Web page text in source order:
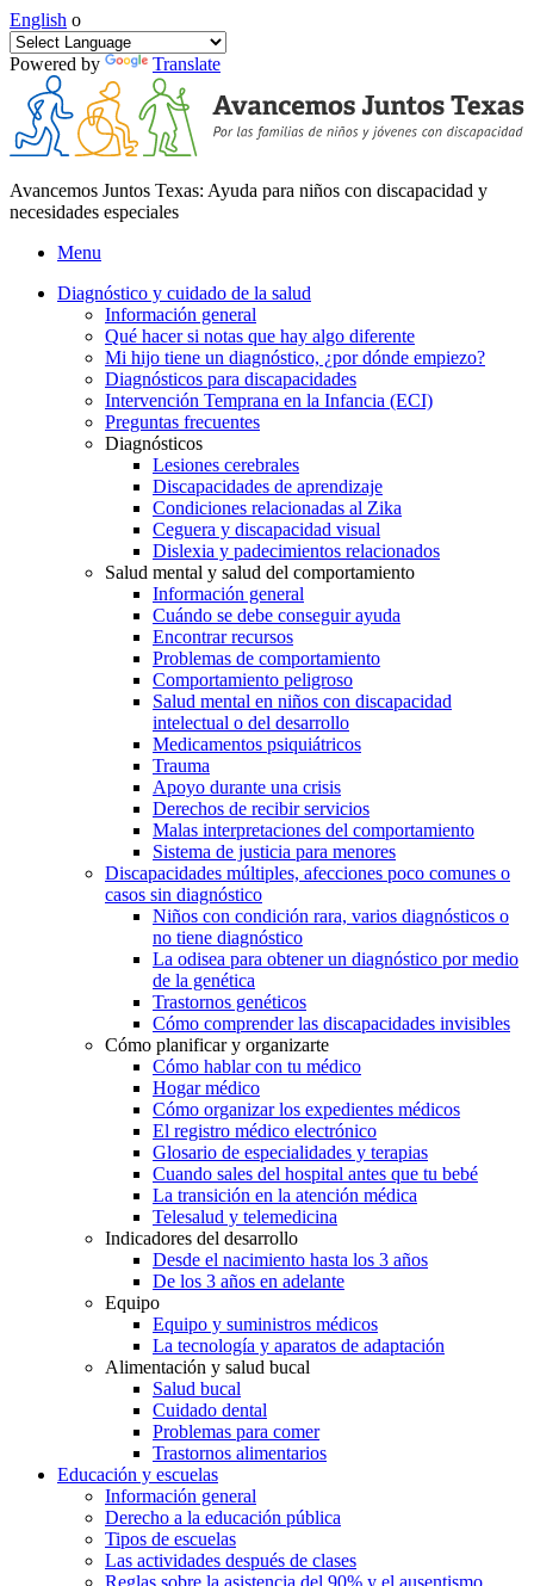
English o
Powered by Translate
Avancemos Juntos Texas: Ayuda para niños con discapacidad y
necesidades especiales
Menu
Diagnóstico y cuidado de la salud
Información general
Qué hacer si notas que hay algo diferente
Mi hijo tiene un diagnóstico, ¿por dónde empiezo?
Diagnósticos para discapacidades
Intervención Temprana en la Infancia (ECI)
Preguntas frecuentes
Diagnósticos
Lesiones cerebrales
Discapacidades de aprendizaje
Condiciones relacionadas al Zika
Ceguera y discapacidad visual
Dislexia y padecimientos relacionados
Salud mental y salud del comportamiento
Información general
Cuándo se debe conseguir ayuda
Encontrar recursos
Problemas de comportamiento
Comportamiento peligroso
Salud mental en niños con discapacidad
intelectual o del desarrollo
Medicamentos psiquiátricos
Trauma
Apoyo durante una crisis
Derechos de recibir servicios
Malas interpretaciones del comportamiento
Sistema de justicia para menores
Discapacidades múltiples, afecciones poco comunes o
casos sin diagnóstico
Niños con condición rara, varios diagnósticos o
no tiene diagnóstico
La odisea para obtener un diagnóstico por medio
de la genética
Trastornos genéticos
Cómo comprender las discapacidades invisibles
Cómo planificar y organizarte
Cómo hablar con tu médico
Hogar médico
Cómo organizar los expedientes médicos
El registro médico electrónico
Glosario de especialidades y terapias
Cuando sales del hospital antes que tu bebé
La transición en la atención médica
Telesalud y telemedicina
Indicadores del desarrollo
Desde el nacimiento hasta los 3 años
De los 3 años en adelante
Equipo
Equipo y suministros médicos
La tecnología y aparatos de adaptación
Alimentación y salud bucal
Salud bucal
Cuidado dental
Problemas para comer
Trastornos alimentarios
Educación y escuelas
Información general
Derecho a la educación pública
Tipos de escuelas
Las actividades después de clases
Reglas sobre la asistencia del 90% y el ausentismo